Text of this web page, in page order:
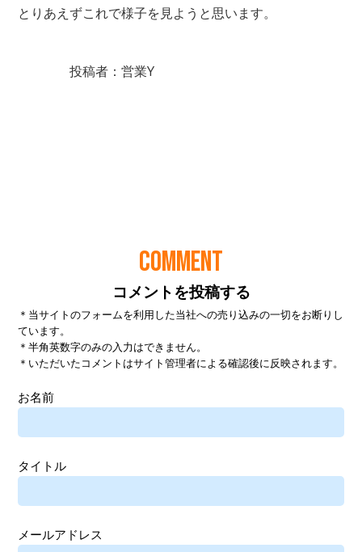
COMMENT
コメントを投稿する
＊当サイトのフォームを利用した当社への売り込みの一切をお断りし
ています。
＊半角英数字のみの入力はできません。
＊いただいたコメントはサイト管理者による確認後に反映されます。
お名前
タイトル
メールアドレス